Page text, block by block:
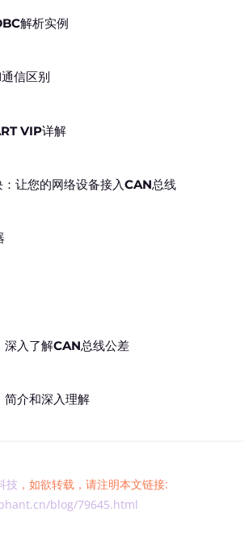
解析实例
信区别
VIP详解
让您的网络设备接入CAN总线
深入了解CAN总线公差
介和深入理解
技 ，如欲转载，请注明本文链接:
blog/79645.html